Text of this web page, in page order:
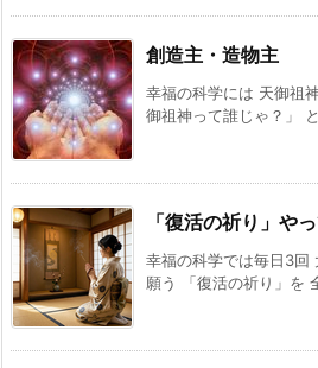
創造主・造物主
幸福の科学には 天御祖
御祖神って誰じゃ？」
「復活の祈り」や
幸福の科学では毎日3回
願う 「復活の祈り」を